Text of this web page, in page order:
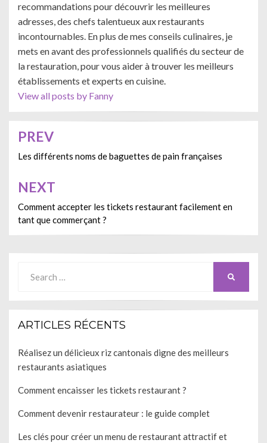
recommandations pour découvrir les meilleures
adresses, des chefs talentueux aux restaurants
incontournables. En plus de mes conseils culinaires, je
mets en avant des professionnels qualifiés du secteur de
la restauration, pour vous aider à trouver les meilleurs
établissements et experts en cuisine.
View all posts by Fanny
Navigation
de
l’article
PREV
Les différents noms de baguettes de pain françaises
NEXT
Comment accepter les tickets restaurant facilement en
tant que commerçant ?
for:
ARTICLES RÉCENTS
Réalisez un délicieux riz cantonais digne des meilleurs
restaurants asiatiques
Comment encaisser les tickets restaurant ?
Comment devenir restaurateur : le guide complet
Les clés pour créer un menu de restaurant attractif et